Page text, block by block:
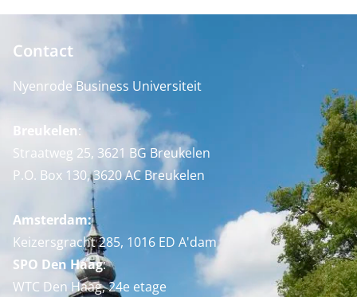
Contact
Nyenrode Business Universiteit
Breukelen:
Straatweg 25, 3621 BG Breukelen
P.O. Box 130, 3620 AC Breukelen
Amsterdam:
Keizersgracht 285, 1016 ED A'dam
SPO Den Haag:
WTC Den Haag, 24e etage